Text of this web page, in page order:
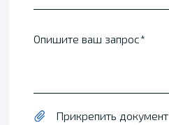
Опишите ваш запрос
Прикрепить документ